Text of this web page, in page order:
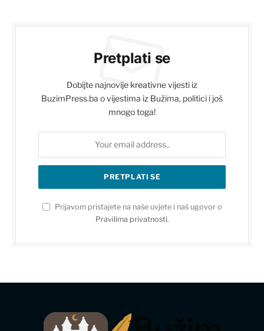
Pretplati se
Dobijte najnovije kreativne vijesti iz
BuzimPress.ba o vijestima iz Bužima, politici i još
mnogo toga!
Prijavom pristajete na naše uvjete i naš ugovor o
Pravilima privatnosti.